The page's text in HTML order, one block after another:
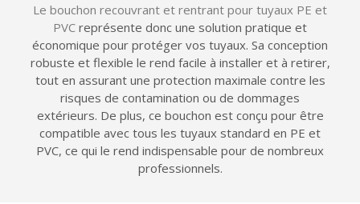
Le bouchon recouvrant et rentrant pour tuyaux PE et
PVC représente donc une solution pratique et
économique pour protéger vos tuyaux. Sa conception
robuste et flexible le rend facile à installer et à retirer,
tout en assurant une protection maximale contre les
risques de contamination ou de dommages
extérieurs. De plus, ce bouchon est conçu pour être
compatible avec tous les tuyaux standard en PE et
PVC, ce qui le rend indispensable pour de nombreux
professionnels.